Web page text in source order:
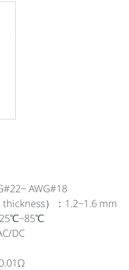
AWG#18
）：1.2~1.6 mm
25℃~85℃
DC